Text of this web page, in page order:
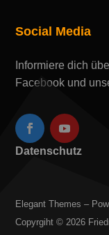
Social Media
Informiere dich
Facebook und
Datenschutz
Elegant Themes –
Copyrgiht © 2026